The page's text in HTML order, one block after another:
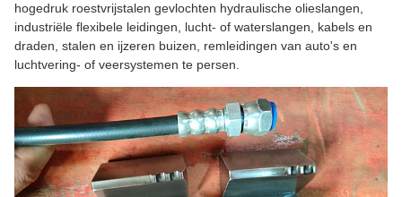
hogedruk roestvrijstalen gevlochten hydraulische olieslangen,
industriële flexibele leidingen, lucht- of waterslangen, kabels en
draden, stalen en ijzeren buizen, remleidingen van auto's en
luchtvering- of veersystemen te persen.